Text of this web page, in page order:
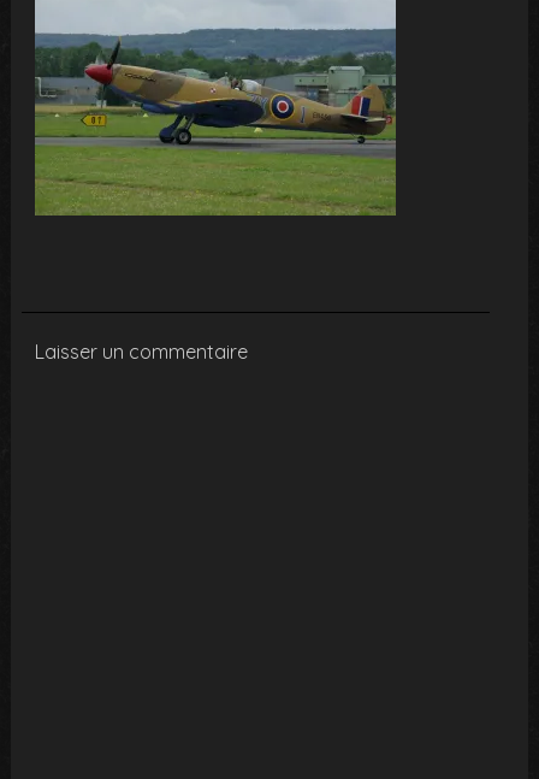
Laisser un commentaire